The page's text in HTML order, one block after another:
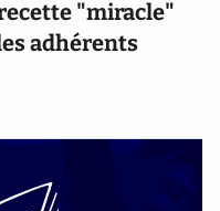
recette "miracle"
adhérents